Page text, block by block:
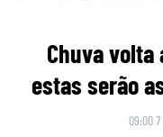
Chuva volta
estas serão
09:00